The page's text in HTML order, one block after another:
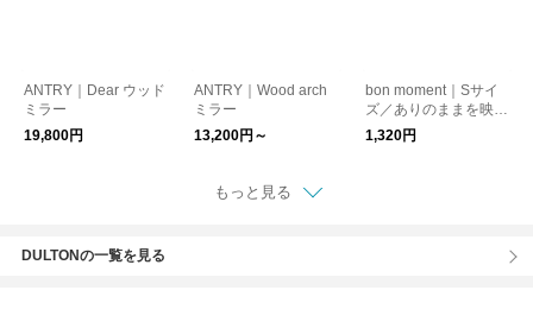
ANTRY｜Dear ウッド
ミラー
19,800円
ANTRY｜Wood arch
ミラー
13,200円～
bon moment｜Sサイ
ズ／ありのままを映す
鏡 ナピュアミラー
1,320円
もっと見る
DULTONの一覧を見る